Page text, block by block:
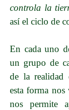
controla la
así el ciclo de
En cada uno
un grupo de
de la realidad
esta forma
nos permite